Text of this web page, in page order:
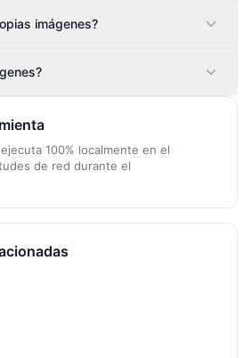
imágenes?
100% localmente en el
de red durante el